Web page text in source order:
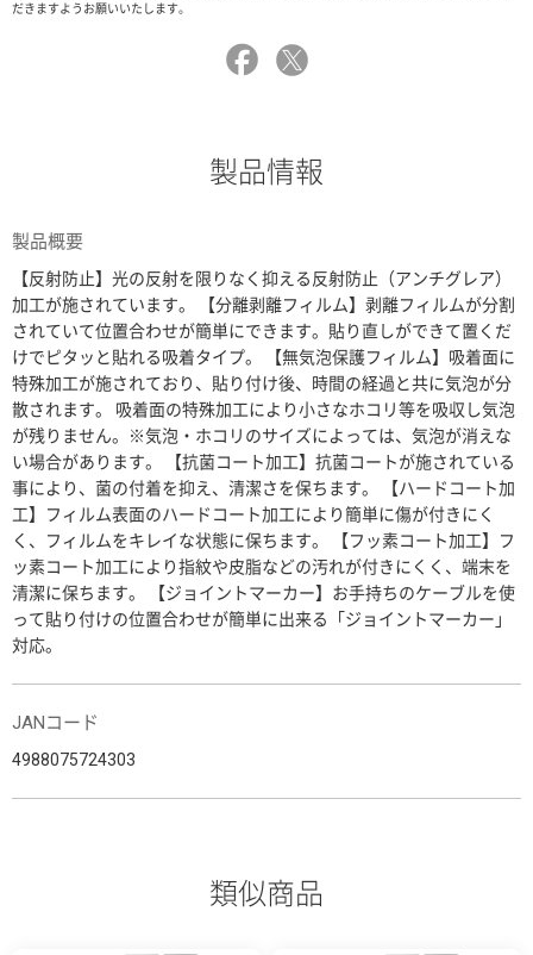
だきますようお願いいたします。
製品情報
製品概要
【反射防止】光の反射を限りなく抑える反射防止（アンチグレア）
加工が施されています。 【分離剥離フィルム】剥離フィルムが分割
されていて位置合わせが簡単にできます。貼り直しができて置くだ
けでピタッと貼れる吸着タイプ。 【無気泡保護フィルム】吸着面に
特殊加工が施されており、貼り付け後、時間の経過と共に気泡が分
散されます。 吸着面の特殊加工により小さなホコリ等を吸収し気泡
が残りません。※気泡・ホコリのサイズによっては、気泡が消えな
い場合があります。 【抗菌コート加工】抗菌コートが施されている
事により、菌の付着を抑え、清潔さを保ちます。 【ハードコート加
工】フィルム表面のハードコート加工により簡単に傷が付きにく
く、フィルムをキレイな状態に保ちます。 【フッ素コート加工】フ
ッ素コート加工により指紋や皮脂などの汚れが付きにくく、端末を
清潔に保ちます。 【ジョイントマーカー】お手持ちのケーブルを使
って貼り付けの位置合わせが簡単に出来る「ジョイントマーカー」
対応。
JANコード
4988075724303
類似商品